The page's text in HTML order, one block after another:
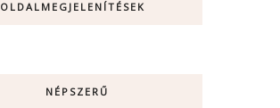
OLDALMEGJELENÍTÉSEK
NÉPSZERŰ